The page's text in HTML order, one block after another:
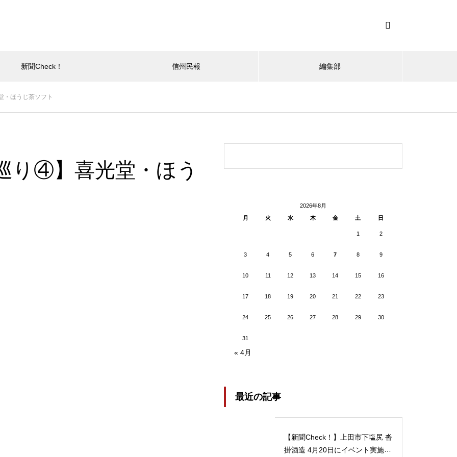
新聞Check！ 信州民報 編集部
ほうじ茶ソフト
り④】喜光堂・ほう
2026年8月
月
火 水 木 金 土 日
1 2
3 4 5 6 7 8 9
10 11 12 13 14 15 16
17 18 19 20 21 22 23
24 25 26 27 28 29 30
31
« 4月
最近の記事
【新聞Check！】上田市下塩尻 沓
掛酒造 4月20日にイベント実施 5